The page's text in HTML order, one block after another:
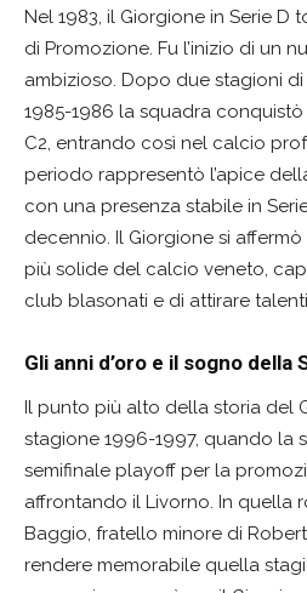
Nel 1983, il Giorgione in Serie D
di Promozione. Fu l’inizio di un
ambizioso. Dopo due stagioni
1985-1986 la squadra
C2, entrando così nel calcio
periodo rappresentò l’apice
con una presenza stabile in
decennio. Il Giorgione si
più solide del calcio veneto,
club blasonati e di attirare
Gli anni d’oro e il sogno della
Il punto più alto della storia del
stagione 1996-1997, quando la
semifinale playoff per la
affrontando il Livorno. In quella
Baggio, fratello minore di
rendere memorabile quella